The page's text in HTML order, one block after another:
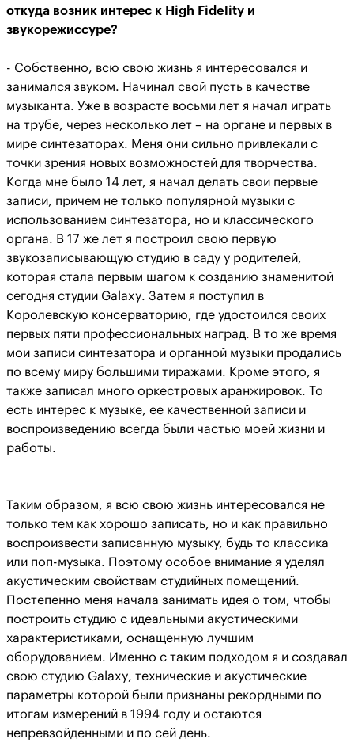
откуда возник интерес к High Fidelity и
звукорежиссуре?
- Собственно, всю свою жизнь я интересовался и
занимался звуком. Начинал свой пусть в качестве
музыканта. Уже в возрасте восьми лет я начал играть
на трубе, через несколько лет – на органе и первых в
мире синтезаторах. Меня они сильно привлекали с
точки зрения новых возможностей для творчества.
Когда мне было 14 лет, я начал делать свои первые
записи, причем не только популярной музыки с
использованием синтезатора, но и классического
органа. В 17 же лет я построил свою первую
звукозаписывающую студию в саду у родителей,
которая стала первым шагом к созданию знаменитой
сегодня студии Galaxy. Затем я поступил в
Королевскую консерваторию, где удостоился своих
первых пяти профессиональных наград. В то же время
мои записи синтезатора и органной музыки продались
по всему миру большими тиражами. Кроме этого, я
также записал много оркестровых аранжировок. То
есть интерес к музыке, ее качественной записи и
воспроизведению всегда были частью моей жизни и
работы.
Таким образом, я всю свою жизнь интересовался не
только тем как хорошо записать, но и как правильно
воспроизвести записанную музыку, будь то классика
или поп-музыка. Поэтому особое внимание я уделял
акустическим свойствам студийных помещений.
Постепенно меня начала занимать идея о том, чтобы
построить студию с идеальными акустическими
характеристиками, оснащенную лучшим
оборудованием. Именно с таким подходом я и создавал
свою студию Galaxy, технические и акустические
параметры которой были признаны рекордными по
итогам измерений в 1994 году и остаются
непревзойденными и по сей день.